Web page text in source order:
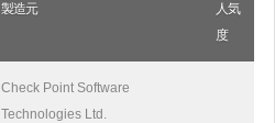
製造元
人気
度
Check Point Software
Technologies Ltd.